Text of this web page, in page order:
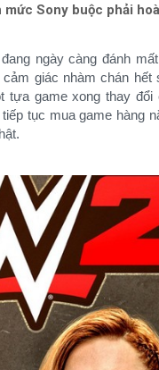
mức Sony buộc phải
ngày càng đánh
giác nhàm chán
tựa game xong thay
tục mua game hàng